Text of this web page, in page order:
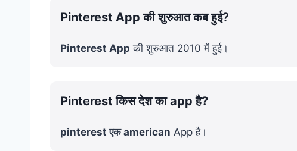
Pinterest App की शुरुआत कब हुई?
Pinterest App की शुरुआत 2010 में हुई।
Pinterest किस देश का app है?
pinterest एक american App है।